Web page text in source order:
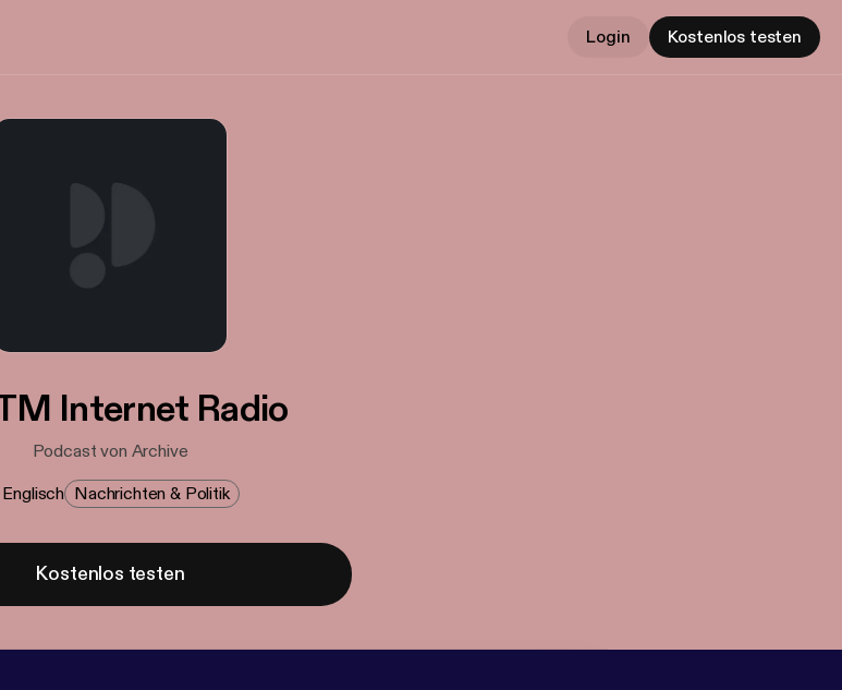
Login Kostenlos testen
Internet Radio
Podcast von Archive
Englisch Nachrichten & Politik
Kostenlos testen